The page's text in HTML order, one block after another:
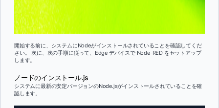
開始する前に、システムにNodeがインストールされていることを確認してくだ
さい。 次に、次の手順に従って、Edge デバイスで Node-RED をセットアップ
します。
ノードのインストール.js
システムに最新の安定バージョンのNode.jsがインストールされていることを確
認します。